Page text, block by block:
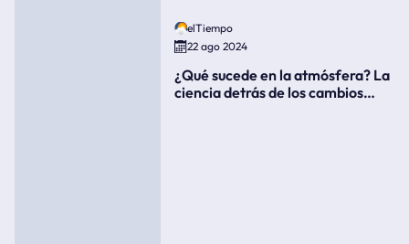
elTiempo
22 ago 2024
¿Qué sucede en la atmósfera? La
ciencia detrás de los cambios